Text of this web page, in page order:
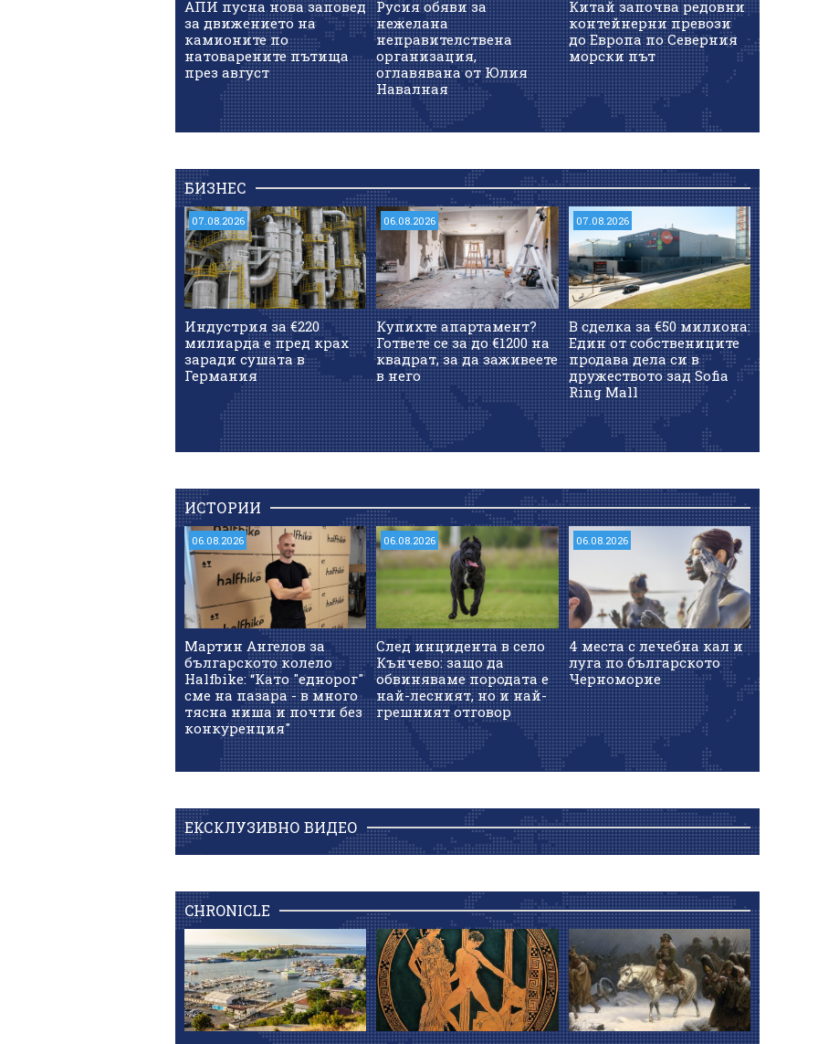
АПИ пусна нова заповед
за движението на
камионите по
натоварените пътища
през август
Русия обяви за
нежелана
неправителствена
организация,
оглавявана от Юлия
Навалная
Китай започва редовни
контейнерни превози
до Европа по Северния
морски път
БИЗНЕС
07.08.2026
Индустрия за €220
милиарда е пред крах
заради сушата в
Германия
06.08.2026
Купихте апартамент?
Гответе се за до €1200 на
квадрат, за да заживеете
в него
07.08.2026
В сделка за €50 милиона:
Един от собствениците
продава дела си в
дружеството зад Sofia
Ring Mall
ИСТОРИИ
06.08.2026
Мартин Ангелов за
българското колело
Halfbike: “Като "еднорог"
сме на пазара - в много
тясна ниша и почти без
конкуренция"
06.08.2026
След инцидента в село
Кънчево: защо да
обвиняваме породата е
най-лесният, но и най-
грешният отговор
06.08.2026
4 места с лечебна кал и
луга по българското
Черноморие
ЕКСКЛУЗИВНО ВИДЕО
CHRONICLE